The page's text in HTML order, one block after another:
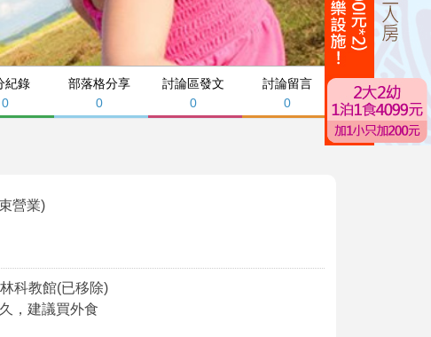
紀錄
0
部落格分享
0
討論區發文
0
討論留言
0
營業)
科教館(已移除)
，建議買外食